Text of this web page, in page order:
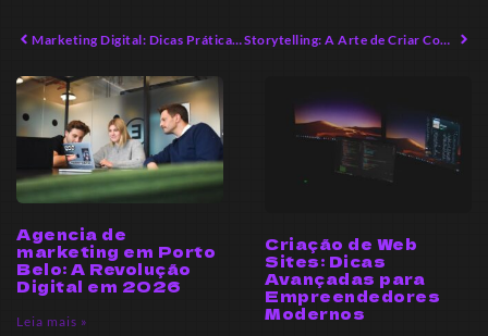
Marketing Digital: Dicas Práticas para Empreendedores em 2026 Storytelling: A Arte de Criar Conexões Emocionais Impactantes
Agencia de
marketing em Porto
Belo: A Revolução
Digital em 2026
Leia mais »
Criação de Web
Sites: Dicas
Avançadas para
Empreendedores
Modernos